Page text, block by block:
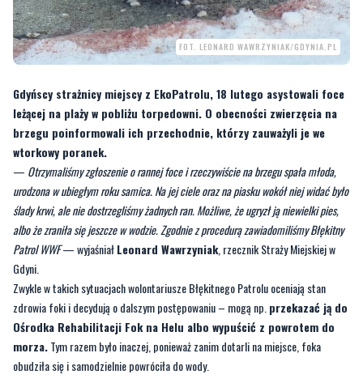
Gdyńscy strażnicy miejscy z EkoPatrolu, 18 lutego asystowali foce
leżącej na plaży w pobliżu torpedowni. O obecności zwierzęcia na
wtorkowy poranek.
—Otrzymaliśmy zgłoszenie o rannej foce i rzeczywiście na brzegu spała młoda,
urodzona w ubiegłym roku samica. Na jej ciele oraz na piasku wokół niej widać było
ślady krwi, ale nie dostrzegliśmy żadnych ran. Możliwe, że ugryzł ją niewielki pies,
albo że zraniła się jeszcze w wodzie. Zgodnie z procedurą zawiadomiliśmy Błękitny
Patrol WWF— wyjaśniałLeonard Wawrzyniak, rzecznik Straży Miejskiej w
Gdyni.
Zwykle w takich sytuacjach wolontariusze Błękitnego Patrolu oceniają stan
zdrowia foki i decydują o dalszym postępowaniu – mogą np.przekazać ją do
Ośrodka Rehabilitacji Fok na Helu albo wypuścić z powrotem do
morza.Tym razem było inaczej, ponieważ zanim dotarli na miejsce, foka
obudziła się i samodzielnie powróciła do wody.